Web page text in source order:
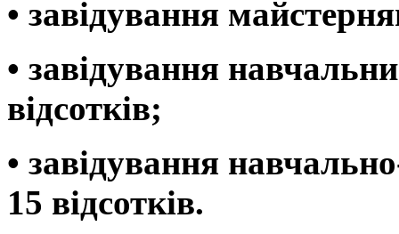
• завідування
• завідування
відсотків;
• завідування
15 відсотків.